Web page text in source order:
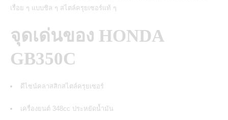
เรื่อย ๆ แบบชิล ๆ สไตล์ครุยเซอร์แท้ ๆ
จุดเด่นของ HONDA
GB350C
ดีไซน์คลาสสิกสไตล์ครุยเซอร์
เครื่องยนต์ 348cc ประหยัดน้ำมัน